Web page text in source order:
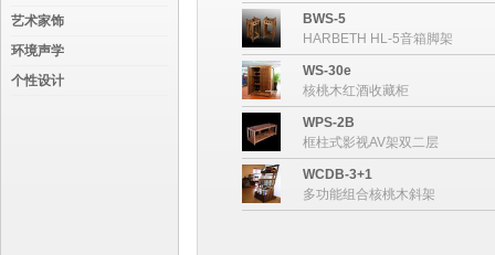
BWS-5
HARBETH HL-5音箱脚架
WS-30e
核桃木红酒收藏柜
WPS-2B
框柱式影视AV架双二层
WCDB-3+1
多功能组合核桃木斜架
艺术家饰
环境声学
个性设计